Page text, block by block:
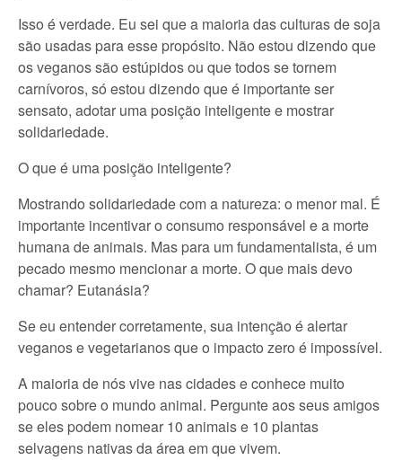
Isso é verdade. Eu sei que a maioria das culturas de soja
são usadas para esse propósito. Não estou dizendo que
os veganos são estúpidos ou que todos se tornem
carnívoros, só estou dizendo que é importante ser
sensato, adotar uma posição inteligente e mostrar
solidariedade.
O que é uma posição inteligente?
Mostrando solidariedade com a natureza: o menor mal. É
importante incentivar o consumo responsável e a morte
humana de animais. Mas para um fundamentalista, é um
pecado mesmo mencionar a morte. O que mais devo
chamar? Eutanásia?
Se eu entender corretamente, sua intenção é alertar
veganos e vegetarianos que o impacto zero é impossível.
A maioria de nós vive nas cidades e conhece muito
pouco sobre o mundo animal. Pergunte aos seus amigos
se eles podem nomear 10 animais e 10 plantas
selvagens nativas da área em que vivem.